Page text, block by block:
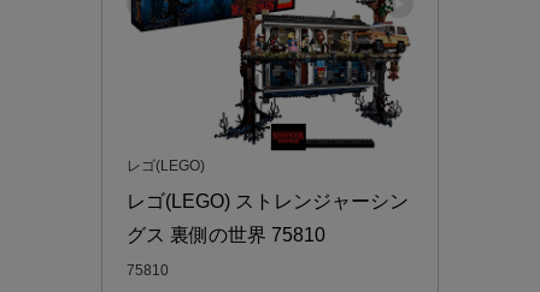
レゴ(LEGO)
レゴ(LEGO) ストレンジャーシン
グス 裏側の世界 75810
75810